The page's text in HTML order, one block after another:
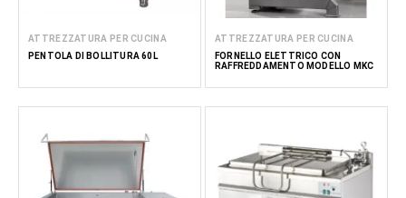
ATTREZZATURA PER CUCINA
PENTOLA DI BOLLITURA 60L
ATTREZZATURA PER CUCINA
FORNELLO ELETTRICO CON
RAFFREDDAMENTO MODELLO MKC